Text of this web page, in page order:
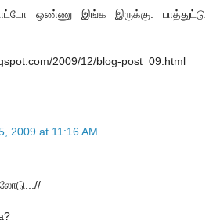
ஒண்ணு இங்க இருக்கு. பாத்துட்டு
2009/12/blog-post_09.html
2009 at 11:16 AM